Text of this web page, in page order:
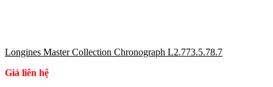
Longines Master Collection Chronograph L2.773.5.78.7
Giá liên hệ